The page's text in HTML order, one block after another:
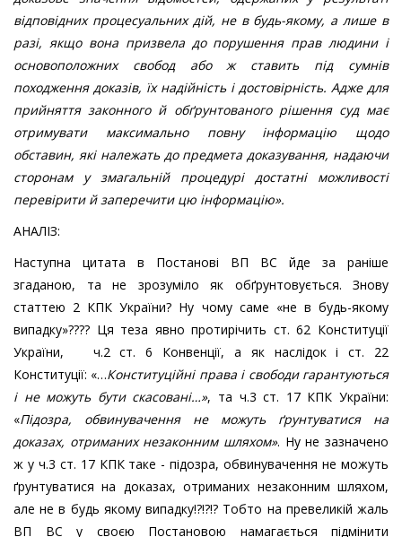
відповідних процесуальних дій, не в будь-якому, а лише в
разі, якщо вона призвела до порушення прав людини і
основоположних свобод або ж ставить під сумнів
походження доказів, їх надійність і достовірність. Адже для
прийняття законного й обґрунтованого рішення суд має
отримувати максимально повну інформацію щодо
обставин, які належать до предмета доказування, надаючи
сторонам у змагальній процедурі достатні можливості
перевірити й заперечити цю інформацію».
АНАЛІЗ:
Наступна цитата в Постанові ВП ВС йде за раніше
згаданою, та не зрозуміло як обґрунтовується. Знову
статтею 2 КПК України? Ну чому саме «не в будь-якому
випадку»???? Ця теза явно протирічить ст. 62 Конституції
України, ч.2 ст. 6 Конвенції, а як наслідок і ст. 22
Конституції: «…Конституційні права і свободи гарантуються
і не можуть бути скасовані…», та ч.3 ст. 17 КПК України:
«Підозра, обвинувачення не можуть ґрунтуватися на
доказах, отриманих незаконним шляхом». Ну не зазначено
ж у ч.3 ст. 17 КПК таке - підозра, обвинувачення не можуть
ґрунтуватися на доказах, отриманих незаконним шляхом,
але не в будь якому випадку!?!?!? Тобто на превеликій жаль
ВП ВС у своєю Постановою намагається підмінити